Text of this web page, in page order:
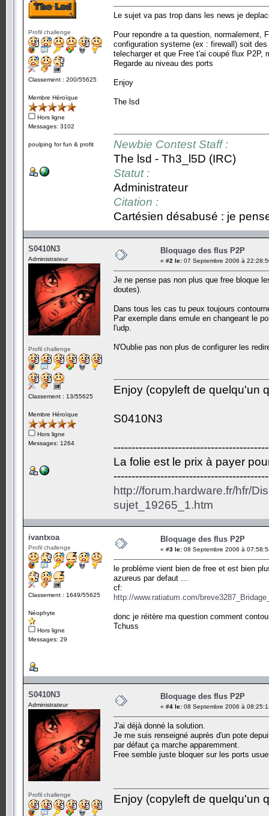
Profil challenge
Classement : 200/55625
Membre Héroïque
Hors ligne
Messages: 3102
poulping for fun & profit
Le sujet va pas trop dans les news je
Pour repondre a ta question,
configuration systeme (ex : firewall) soit
telecharger et que Free t'ai coupé flux P2P,
Regarde au niveau des ports
Enjoy
The lsd
Newbie Contest Staff :
The lsd - Th3_l5D (IRC)
Statut :
Administrateur
Citation :
Cartésien désabusé : je
S0410N3
Administrateur
Profil challenge
Classement : 13/55625
Membre Héroïque
Hors ligne
Messages: 1264
Bloquage des flus P2P
« #2 le: 07 Septembre 2006 à
Je ne pense pas non plus que free bloque
doutes).
Dans tous les cas tu peux toujours
Par exemple dans emule en changeant le
l'udp.
N'Oublie pas non plus de configurer les
Enjoy (copyleft de quelqu'un
S0410N3
La folie est le prix à payer
http://forum.hardware.fr/hfr/
sujet_19265_1.htm
ivantxoa
Profil challenge
Classement : 1649/55625
Néophyte
Hors ligne
Messages: 29
Bloquage des flus P2P
« #3 le: 08 Septembre 2006 à
le problème vient bien de free et est bien
azureus par defaut ...
cf:
http://www.ratiatum.com/
donc je réitère ma question comment
Tchuss
S0410N3
Administrateur
Profil challenge
Bloquage des flus P2P
« #4 le: 08 Septembre 2006 à
J'ai déjà donné la solution.
Je me suis renseigné auprès d'un pote
par défaut ça marche apparemment.
Free semble juste bloquer sur les ports
Enjoy (copyleft de quelqu'un